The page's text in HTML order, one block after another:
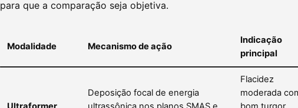
para que a comparação seja objetiva.
Modalidade Mecanismo de ação
Indicação
principal
Deposição focal de energia
Flacidez
moderada